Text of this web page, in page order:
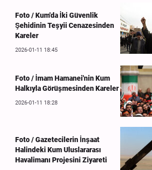
Foto / Kum'da İki Güvenlik
Şehidinin Teşyii Cenazesinden
Kareler
2026-01-11 18:45
Foto / İmam Hamanei'nin Kum
Halkıyla Görüşmesinden Kareler
2026-01-11 18:28
Foto / Gazetecilerin İnşaat
Halindeki Kum Uluslararası
Havalimanı Projesini Ziyareti